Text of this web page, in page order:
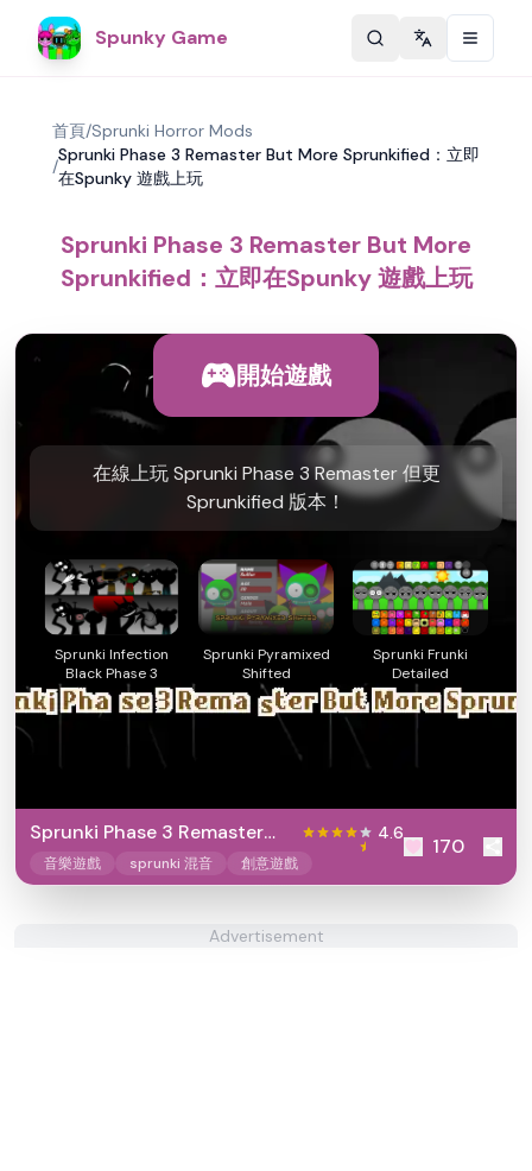
Spunky Game Change
首頁/Sprunki Horror Mods
/
Sprunki Phase 3 Remaster But More Sprunkified：立即
在Spunky 遊戲上玩
Sprunki Phase 3 Remaster But More
Sprunkified：立即在Spunky 遊戲上玩
開始遊戲
在線上玩 Sprunki Phase 3 Remaster 但更
Sprunkified 版本！
Sprunki Infection
Black Phase 3
Sprunki Pyramixed
Shifted
Sprunki Frunki
Detailed
Sprunki Phase 3 Remaster
But More Sprunkified
4.6
音樂遊戲 sprunki 混音 創意遊戲
170
Advertisement